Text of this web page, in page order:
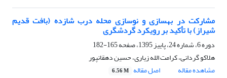
مشارکت در بهسازی و نوسازی محله درب شازده (بافت قدیم
شیراز) با تأکید بر رویکرد گردشگری
دوره 6، شماره 24، پاییز 1395، صفحه
165-182
هلاکو گردانی، کرامت الله زیاری، حسین دهقانپور
مشاهده مقاله
اصل مقاله 6.56 M